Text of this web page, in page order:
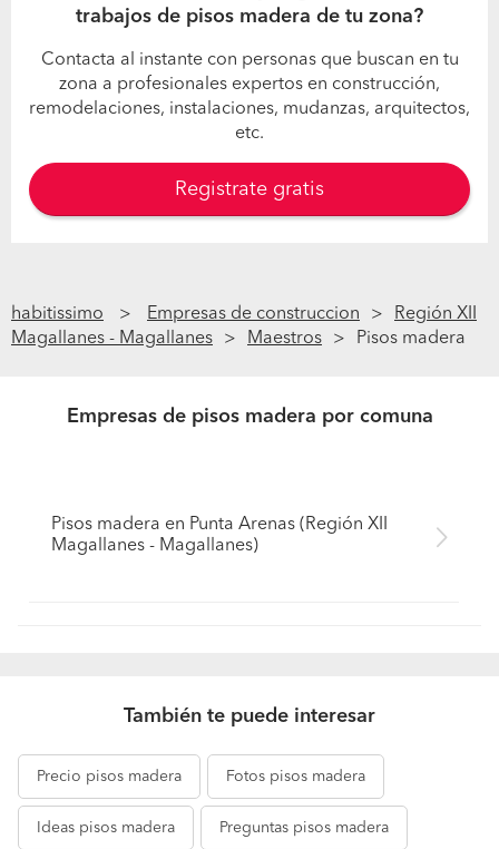
trabajos de pisos madera de tu zona?
Contacta al instante con personas que buscan en tu
zona a profesionales expertos en construcción,
remodelaciones, instalaciones, mudanzas, arquitectos,
etc.
Registrate gratis
habitissimo Empresas de construccion
Región XII
Magallanes - Magallanes
Maestros Pisos madera
Empresas de pisos madera por comuna
Pisos madera en Punta Arenas (Región XII
Magallanes - Magallanes)
También te puede interesar
Precio pisos madera Fotos pisos madera
Ideas pisos madera Preguntas pisos madera